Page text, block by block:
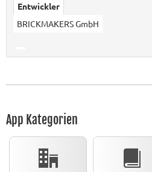
Entwickler
BRICKMAKERS GmbH
App Kategorien